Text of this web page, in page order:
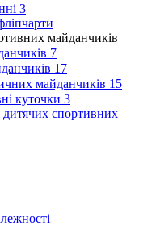
3
майданчиків
7
17
майданчиків 15
куточки 3
дитячих спортивних